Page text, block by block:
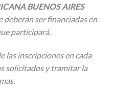
BUENOS AIRES
ser financiadas en
participará.
las inscripciones en cada
solicitados y tramitar la